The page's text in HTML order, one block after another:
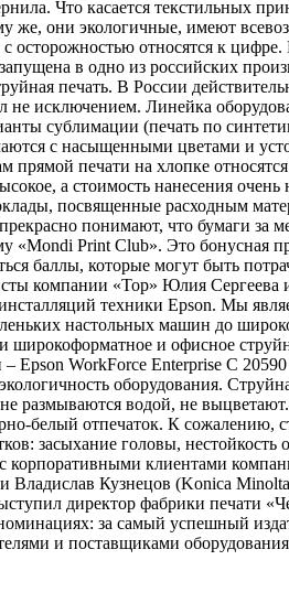
Что касается текстильных
же, они экологичные, имеют
осторожностью относятся к
в одно из российских
печать. В России
не исключением. Линейка
сублимации (печать по
с насыщенными цветами и
печати на хлопке
а стоимость нанесения
посвященные расходным
понимают, что бумаги за
Print Club». Это бонусная
баллы, которые могут быть
компании «Тор» Юлия
техники Epson. Мы
настольных машин до
и офисное
WorkForce Enterprise C
оборудования.
размываются водой, не
белый отпечаток. К сожалению,
засыхание головы, нестойкость
корпоративными клиентами
Кузнецов (Konica
директор фабрики печати
за самый успешный
и поставщиками